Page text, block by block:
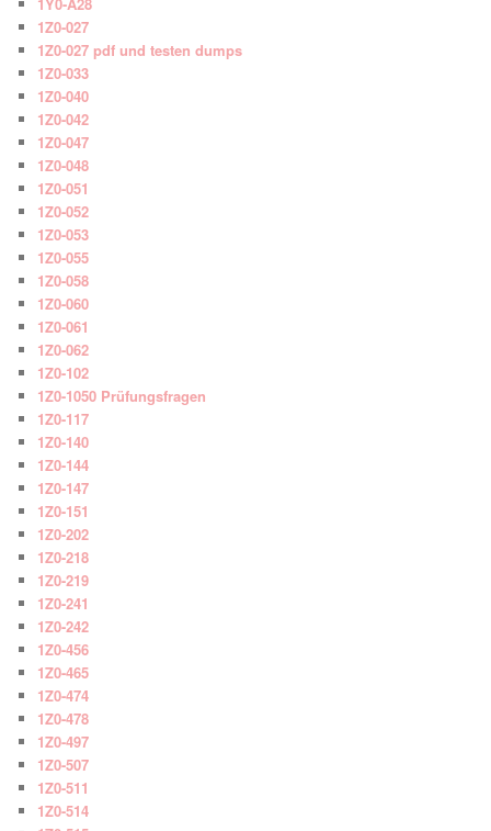
1Z0-027
1Z0-027 pdf und testen dumps
1Z0-033
1Z0-040
1Z0-042
1Z0-047
1Z0-048
1Z0-051
1Z0-052
1Z0-053
1Z0-055
1Z0-058
1Z0-060
1Z0-061
1Z0-062
1Z0-102
1Z0-1050 Prüfungsfragen
1Z0-117
1Z0-140
1Z0-144
1Z0-147
1Z0-151
1Z0-202
1Z0-218
1Z0-219
1Z0-241
1Z0-242
1Z0-456
1Z0-465
1Z0-474
1Z0-478
1Z0-497
1Z0-507
1Z0-511
1Z0-514